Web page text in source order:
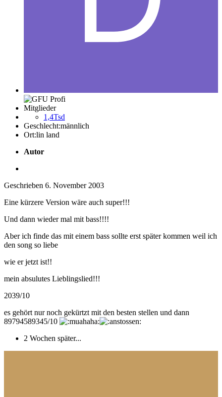
Mitglieder
1,4Tsd
Geschlecht:männlich
Ort:lin land
Autor
Geschrieben 6. November 2003
Eine kürzere Version wäre auch super!!!
Und dann wieder mal mit bass!!!!
Aber ich finde das mit einem bass sollte erst später kommen weil ich
den song so liebe
wie er jetzt ist!!
mein absulutes Lieblingslied!!!
2039/10
es gehört nur noch gekürtzt mit den besten stellen und dann
89794589345/10
2 Wochen später...